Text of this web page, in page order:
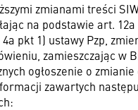
zmianami treści
na podstawie art. 12a
pkt 1) ustawy Pzp,
zamieszczając w
ogłoszenie o zmianie
zawartych